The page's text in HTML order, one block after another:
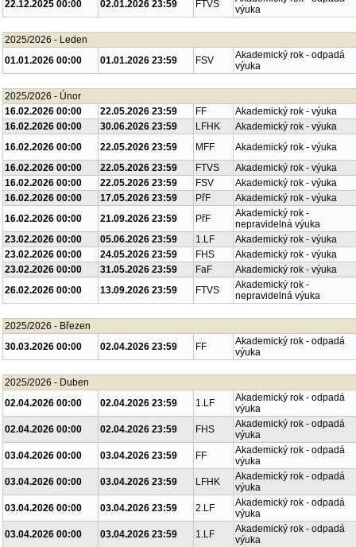
22.12.2025 00:00
02.01.2026 23:59 FTVS
výuka
2025/2026 - Leden
01.01.2026 00:00
01.01.2026 23:59 FSV
Akademický rok - odpadá
výuka
2025/2026 - Únor
16.02.2026 00:00
22.05.2026 23:59 FF
Akademický rok - výuka
16.02.2026 00:00
30.06.2026 23:59 LFHK
Akademický rok - výuka
16.02.2026 00:00
22.05.2026 23:59 MFF
Akademický rok - výuka
16.02.2026 00:00
22.05.2026 23:59 FTVS
Akademický rok - výuka
16.02.2026 00:00
22.05.2026 23:59 FSV
Akademický rok - výuka
16.02.2026 00:00
17.05.2026 23:59 PřF
Akademický rok - výuka
16.02.2026 00:00
21.09.2026 23:59 PřF
Akademický rok -
nepravidelná výuka
23.02.2026 00:00
05.06.2026 23:59 1.LF
Akademický rok - výuka
23.02.2026 00:00
24.05.2026 23:59 FHS
Akademický rok - výuka
23.02.2026 00:00
31.05.2026 23:59 FaF
Akademický rok - výuka
26.02.2026 00:00
13.09.2026 23:59 FTVS
Akademický rok -
nepravidelná výuka
2025/2026 - Březen
30.03.2026 00:00
02.04.2026 23:59 FF
Akademický rok - odpadá
výuka
2025/2026 - Duben
02.04.2026 00:00
02.04.2026 23:59 1.LF
Akademický rok - odpadá
výuka
02.04.2026 00:00
02.04.2026 23:59 FHS
Akademický rok - odpadá
výuka
03.04.2026 00:00
03.04.2026 23:59 FF
Akademický rok - odpadá
výuka
03.04.2026 00:00
03.04.2026 23:59 LFHK
Akademický rok - odpadá
výuka
03.04.2026 00:00
03.04.2026 23:59 2.LF
Akademický rok - odpadá
výuka
03.04.2026 00:00
03.04.2026 23:59 1.LF
Akademický rok - odpadá
výuka